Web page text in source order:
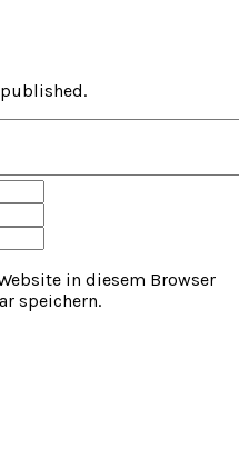
in diesem Browser
speichern.